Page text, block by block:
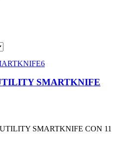
SMARTKNIFE
SMARTKNIFE CON 11